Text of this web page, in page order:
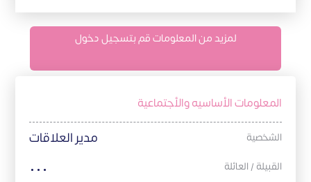
لمزيد من المعلومات قم بتسجيل دخول
المعلومات الأساسيه والأجتماعية
الشخصية مدير العلاقات
القبيلة / العائلة …